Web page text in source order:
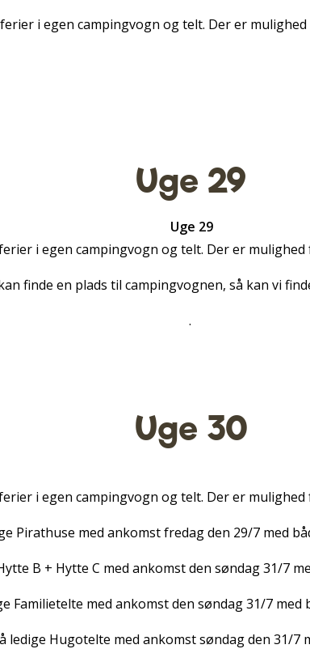
i egen campingvogn og telt. Der er
Uge 29
Uge 29
i egen campingvogn og telt. Der er
finde en plads til campingvognen, så kan vi
.
Uge 30
i egen campingvogn og telt. Der er
Pirathuse med ankomst fredag den 29/7 med
B + Hytte C med ankomst den søndag 31/7
Familietelte med ankomst den søndag 31/7
ledige Hugotelte med ankomst søndag den 31/7